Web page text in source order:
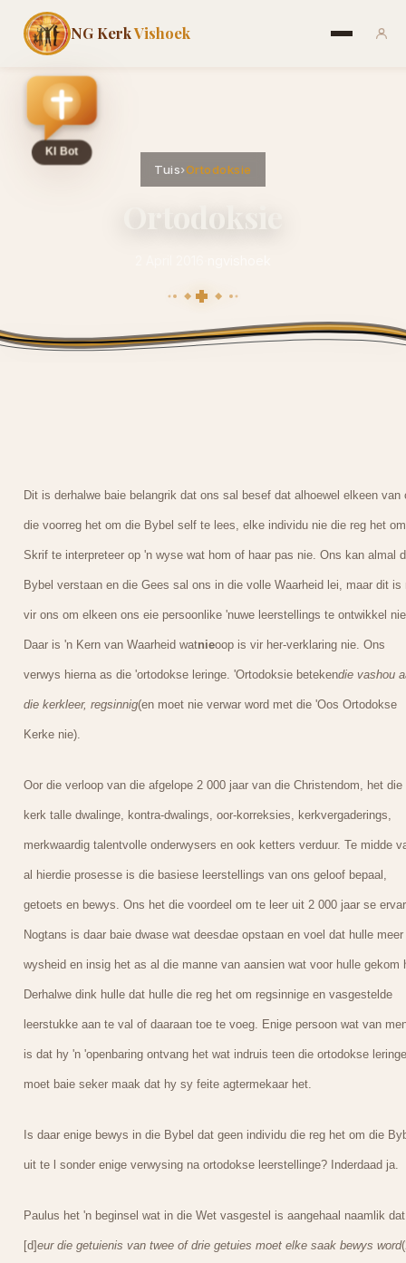
NG KerkVishoek
Tuis›Ortodoksie
Dit is derhalwe baie belangrik dat ons sal besef dat alhoewel elkeen van
die voorreg het om die Bybel self te lees, elke individu nie die reg het
Skrif te interpreteer op 'n wyse wat hom of haar pas nie. Ons kan almal
Bybel verstaan en die Gees sal ons in die volle Waarheid lei, maar dit is
vir ons om elkeen ons eie persoonlike 'nuwe leerstellings te ontwikkel
Daar is 'n Kern van Waarheid watnieoop is vir her-verklaring nie. Ons
verwys hierna as die 'ortodokse leringe. 'Ortodoksie betekendie vashou
die kerkleer, regsinnig(en moet nie verwar word met die 'Oos Ortodokse
Kerke nie).
Oor die verloop van die afgelope 2 000 jaar van die Christendom, het die
kerk talle dwalinge, kontra-dwalings, oor-korreksies, kerkvergaderings,
merkwaardig talentvolle onderwysers en ook ketters verduur. Te midde
al hierdie prosesse is die basiese leerstellings van ons geloof bepaal,
getoets en bewys. Ons het die voordeel om te leer uit 2 000 jaar se
Nogtans is daar baie dwase wat deesdae opstaan en voel dat hulle meer
wysheid en insig het as al die manne van aansien wat voor hulle gekom
Derhalwe dink hulle dat hulle die reg het om regsinnige en vasgestelde
leerstukke aan te val of daaraan toe te voeg. Enige persoon wat van
is dat hy 'n 'openbaring ontvang het wat indruis teen die ortodokse
moet baie seker maak dat hy sy feite agtermekaar het.
Is daar enige bewys in die Bybel dat geen individu die reg het om die
uit te l sonder enige verwysing na ortodokse leerstellinge? Inderdaad ja.
Paulus het 'n beginsel wat in die Wet vasgestel is aangehaal naamlik dat
[d]eur die getuienis van twee of drie getuies moet elke saak bewys word